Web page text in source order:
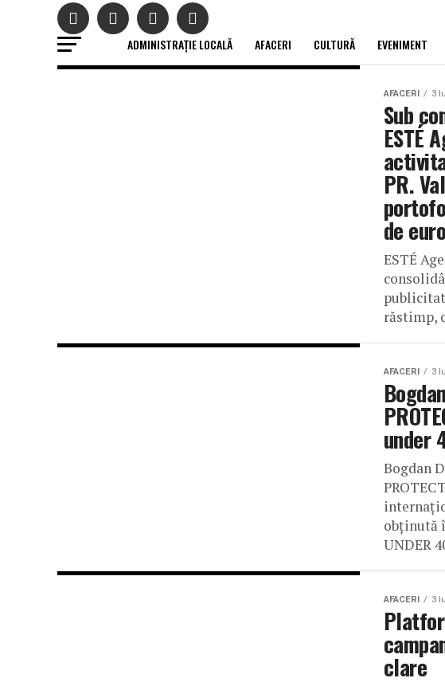
ADMINISTRAȚIE LOCALĂ AFACERI CULTURĂ EVENIMENT
AFACERI 3
Sub
ESTÉ
PR.
de euro
ESTÉ
răstimp,
AFACERI 3
under
Bogdan
obținută
UNDER
AFACERI 3
clare